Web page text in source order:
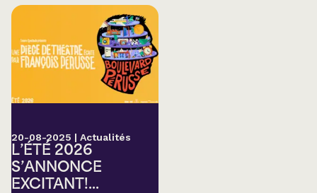
20-08-2025 | Actualités
L’ÉTÉ 2026
S’ANNONCE
EXCITANT!...